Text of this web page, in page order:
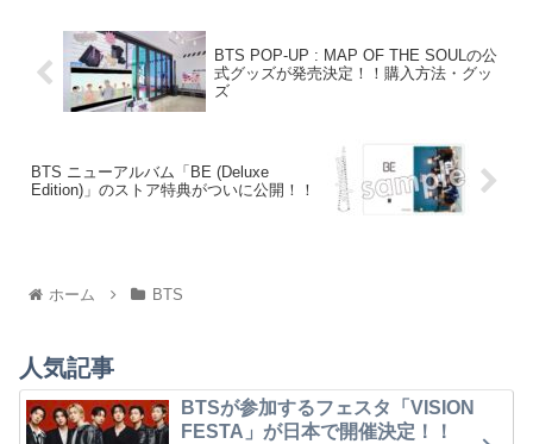
BTS POP-UP : MAP OF THE SOULの公
式グッズが発売決定！！購入方法・グッ
ズ
BTS ニューアルバム「BE (Deluxe
Edition)」のストア特典がついに公開！！
ホーム BTS
人気記事
BTSが参加するフェスタ「VISION
FESTA」が日本で開催決定！！